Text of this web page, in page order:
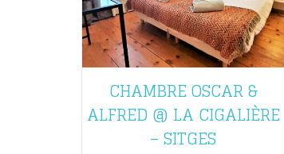
CHAMBRE OSCAR &
ALFRED @ LA CIGALIÈRE
– SITGES